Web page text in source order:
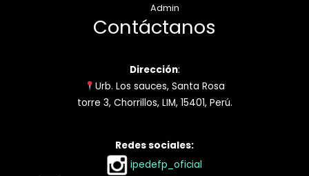
Admin
Contáctanos
Dirección:
Urb. Los sauces, Santa Rosa
torre 3, Chorrillos, LIM, 15401, Perú.
Redes sociales:
ipedefp_oficial